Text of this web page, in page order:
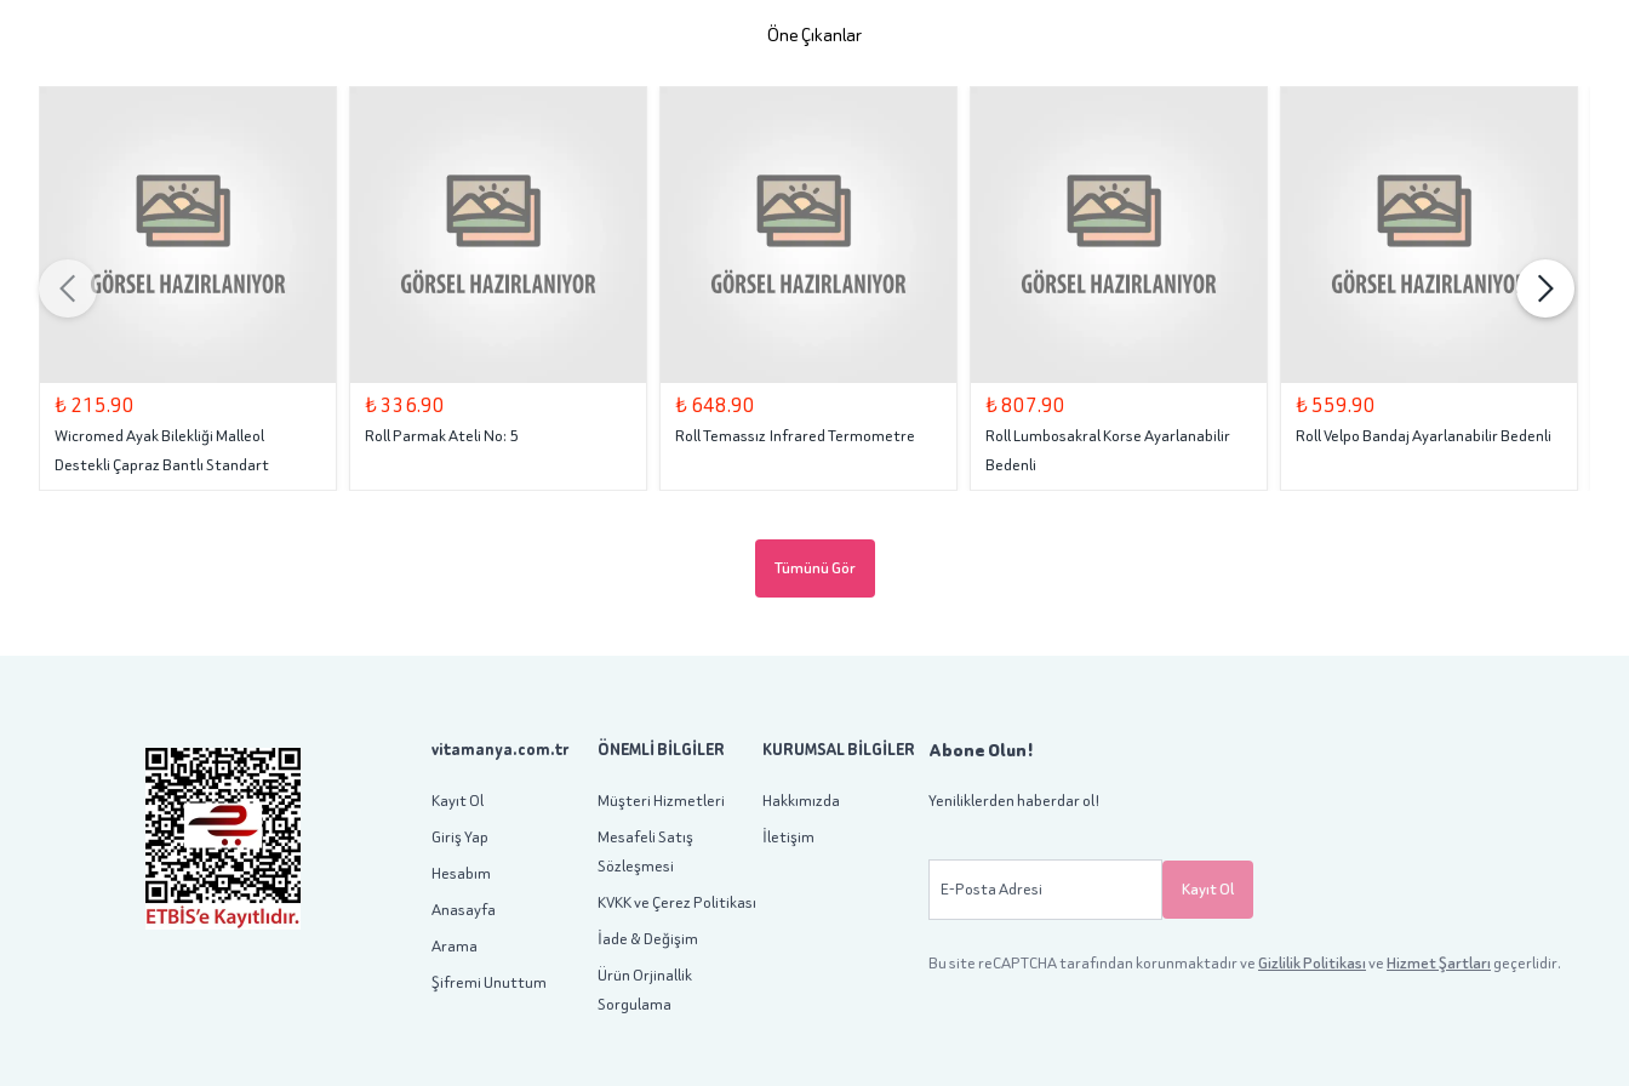
Öne Çıkanlar
₺ 215.90
Wicromed Ayak Bilekliği Malleol
Destekli Çapraz Bantlı Standart
₺ 336.90
Roll Parmak Ateli No: 5
₺ 648.90
Roll Temassız Infrared Termometre
₺ 807.90
Roll Lumbosakral Korse Ayarlanabilir
Bedenli
₺ 559.90
Roll Velpo Bandaj Ayarlanabilir Bedenli
Tümünü Gör
vitamanya.com.tr
Kayıt Ol
Giriş Yap
Hesabım
Anasayfa
Arama
Şifremi Unuttum
ÖNEMLİ BİLGİLER
Müşteri Hizmetleri
Mesafeli Satış
Sözleşmesi
KVKK ve Çerez Politikası
İade & Değişim
Ürün Orjinallik
Sorgulama
KURUMSAL BİLGİLER
Hakkımızda
İletişim
Abone Olun!
Yeniliklerden haberdar ol!
E-Posta Adresi Kayıt Ol
Bu site reCAPTCHA tarafından korunmaktadır veGizlilik PolitikasıveHizmet Şartları geçerlidir.